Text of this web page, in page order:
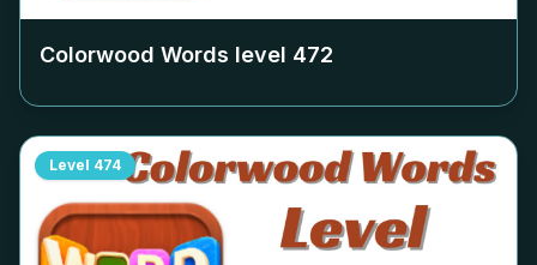
Colorwood Words level 472
Level 474